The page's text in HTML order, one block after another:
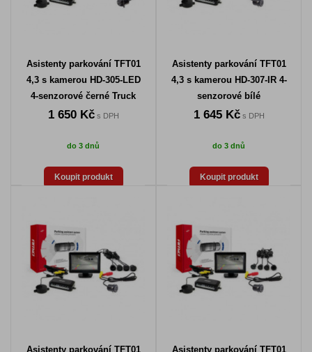
Asistenty parkování TFT01
4,3 s kamerou HD-305-LED
4-senzorové černé Truck
1 650 Kčs DPH
do 3 dnů
Koupit produkt
Asistenty parkování TFT01
4,3 s kamerou HD-307-IR 4-
senzorové bílé
1 645 Kčs DPH
do 3 dnů
Koupit produkt
Asistenty parkování TFT01
Asistenty parkování TFT01